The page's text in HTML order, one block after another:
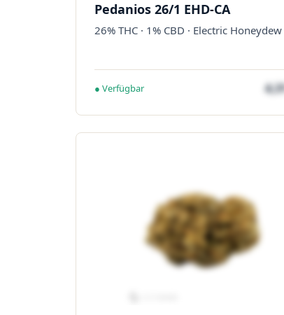
Pedanios 26/1 EHD-CA
26% THC · 1% CBD · Electric Honeydew
● Verfügbar